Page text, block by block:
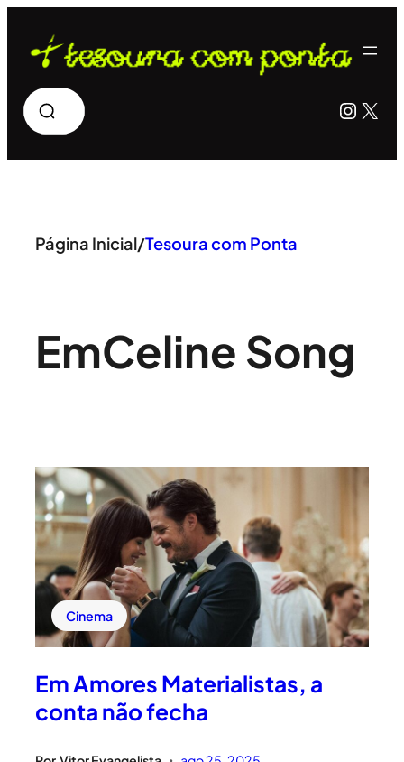
para
conteúdo
Pesquisar X
Página Inicial/Tesoura com Ponta
EmCeline Song
Cinema
Em Amores Materialistas, a
conta não fecha
•